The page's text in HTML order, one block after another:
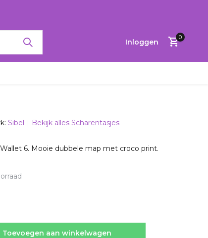
Inloggen
0
Sibel Bekijk alles Scharentasjes
6. Mooie dubbele map met croco print.
Toevoegen aan winkelwagen